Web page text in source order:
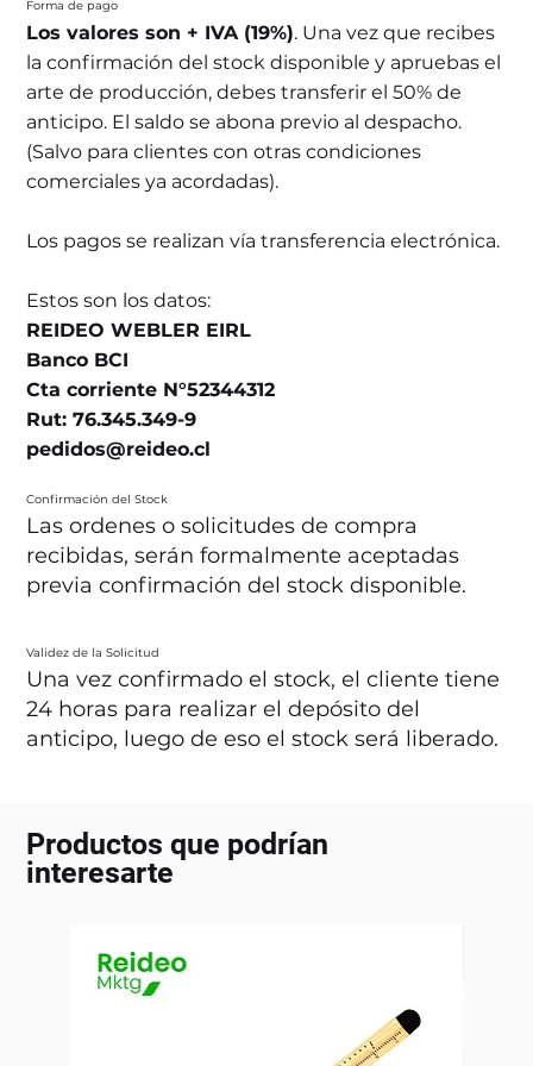
Forma de pago
Los valores son + IVA (19%). Una vez que recibes
la confirmación del stock disponible y apruebas el
arte de producción, debes transferir el 50% de
anticipo. El saldo se abona previo al despacho.
(Salvo para clientes con otras condiciones
comerciales ya acordadas).
Los pagos se realizan vía transferencia electrónica.
Estos son los datos:
REIDEO WEBLER EIRL
Banco BCI
Cta corriente N°52344312
Rut: 76.345.349-9
pedidos@reideo.cl
Confirmación del Stock
Las ordenes o solicitudes de compra
recibidas, serán formalmente aceptadas
previa confirmación del stock disponible.
Validez de la Solicitud
Una vez confirmado el stock, el cliente tiene
24 horas para realizar el depósito del
anticipo, luego de eso el stock será liberado.
Productos que podrían
interesarte